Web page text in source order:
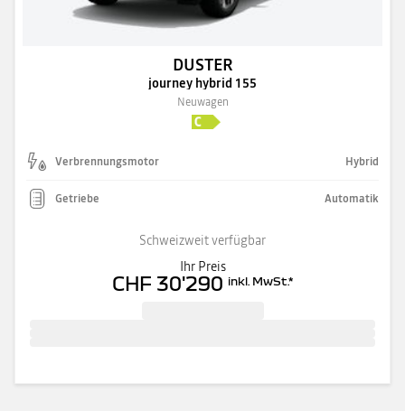
DUSTER
journey hybrid 155
Neuwagen
Verbrennungsmotor Hybrid
Getriebe Automatik
Schweizweit verfügbar
Ihr Preis
CHF 30'290 inkl. MwSt.*